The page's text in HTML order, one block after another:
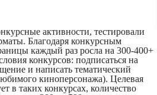
активности, тестировали
Благодаря конкурсным
каждый раз росла на 300-400+
конкурсов: подписаться на
и написать тематический
киноперсонажа). Целевая
в таких конкурсах, количество